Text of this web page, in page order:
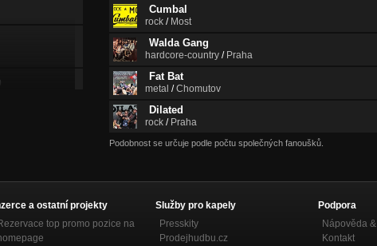
Cumbal
rock / Most
Walda Gang
hardcore-country / Praha
Fat Bat
metal /Chomutov
Dilated
rock / Praha
Podobnost se určuje podle počtu společných fanoušků.
a ostatní projekty
top promo pozice na
Služby pro kapely
Presskity
Prodejhudbu.cz
Podpora
Nápověda &
Kontakt